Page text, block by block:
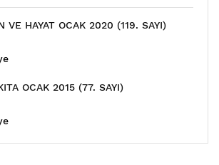
VE HAYAT OCAK 2020 (119. SAYI)
OCAK 2015 (77. SAYI)